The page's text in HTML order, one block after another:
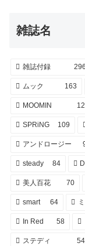
雑誌名
雑誌付録 296
ムック 163
MOOMIN
SPRiNG 109
アンドロージー
steady 84
美人百花 70
smart 64
In Red 58
ステディ 54